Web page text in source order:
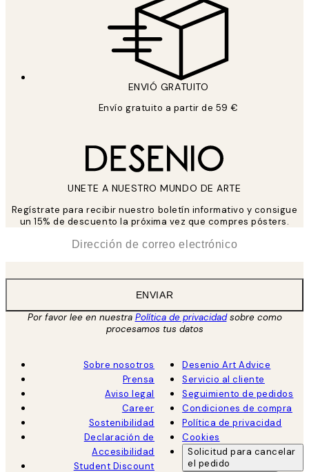
ENVIÓ GRATUITO
Envío gratuito a partir de 59 €
UNETE A NUESTRO MUNDO DE ARTE
Regístrate para recibir nuestro boletín informativo y consigue
un 15% de descuento la próxima vez que compres pósters.
ENVIAR
Por favor lee en nuestra Política de privacidadsobre como
procesamos tus datos
Sobre nosotros
Prensa
Aviso legal
Career
Sostenibilidad
Declaración de
Accesibilidad
Student Discount
Desenio Art Advice
Servicio al cliente
Seguimiento de pedidos
Condiciones de compra
Política de privacidad
Cookies
Solicitud para cancelar
el pedido